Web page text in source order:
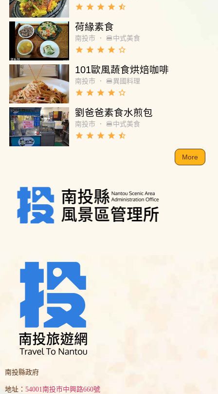
grade grade grade grade star_half
荷緣素食
南投市 ． 🍔中式美食
grade grade grade grade star_border
101歐風蔬食烘焙咖啡
南投市 ． 🍔異國料理
grade grade grade grade star_border
劉爸爸素食水煎包
南投市 ． 🍔中式美食
grade grade grade grade star_half
More
南投縣政府
地址： 54001南投市中興路660號